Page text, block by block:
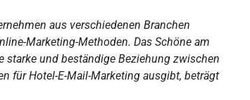
aus verschiedenen Branchen
Marketing-Methoden. Das Schöne am
starke und beständige Beziehung zwischen
für Hotel-E-Mail-Marketing ausgibt, beträgt